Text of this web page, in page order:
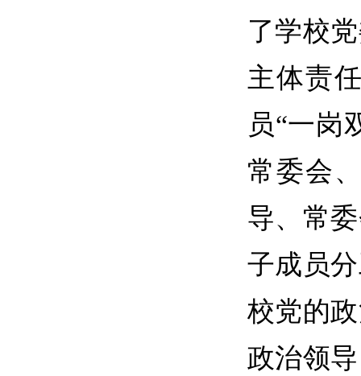
了学校
主体责
员“一岗
常委会
导、常
子成员
校党的
政治领